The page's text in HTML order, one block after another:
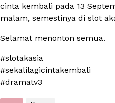
cinta kembali pada 13
malam, semestinya di slot
Selamat menonton semua.
#slotakasia
#sekalilagicintakembali
#dramatv3